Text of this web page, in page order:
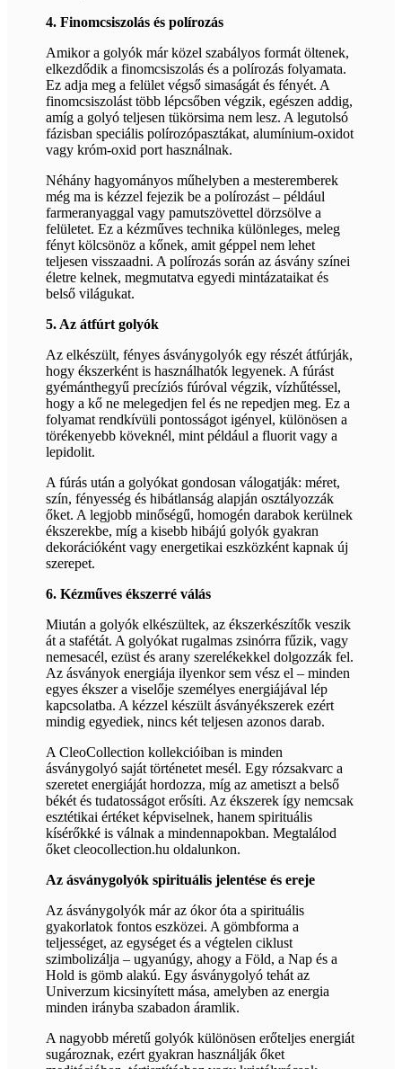
4. Finomcsiszolás és polírozás
Amikor a golyók már közel szabályos formát öltenek,
elkezdődik a finomcsiszolás és a polírozás folyamata.
Ez adja meg a felület végső simaságát és fényét. A
finomcsiszolást több lépcsőben végzik, egészen addig,
amíg a golyó teljesen tükörsima nem lesz. A legutolsó
fázisban speciális polírozópasztákat, alumínium-oxidot
vagy króm-oxid port használnak.
Néhány hagyományos műhelyben a mesteremberek
még ma is kézzel fejezik be a polírozást – például
farmeranyaggal vagy pamutszövettel dörzsölve a
felületet. Ez a kézműves technika különleges, meleg
fényt kölcsönöz a kőnek, amit géppel nem lehet
teljesen visszaadni. A polírozás során az ásvány színei
életre kelnek, megmutatva egyedi mintázataikat és
belső világukat.
5. Az átfúrt golyók
Az elkészült, fényes ásványgolyók egy részét átfúrják,
hogy ékszerként is használhatók legyenek. A fúrást
gyémánthegyű precíziós fúróval végzik, vízhűtéssel,
hogy a kő ne melegedjen fel és ne repedjen meg. Ez a
folyamat rendkívüli pontosságot igényel, különösen a
törékenyebb köveknél, mint például a fluorit vagy a
lepidolit.
A fúrás után a golyókat gondosan válogatják: méret,
szín, fényesség és hibátlanság alapján osztályozzák
őket. A legjobb minőségű, homogén darabok kerülnek
ékszerekbe, míg a kisebb hibájú golyók gyakran
dekorációként vagy energetikai eszközként kapnak új
szerepet.
6. Kézműves ékszerré válás
Miután a golyók elkészültek, az ékszerkészítők veszik
át a stafétát. A golyókat rugalmas zsinórra fűzik, vagy
nemesacél, ezüst és arany szerelékekkel dolgozzák fel.
Az ásványok energiája ilyenkor sem vész el – minden
egyes ékszer a viselője személyes energiájával lép
kapcsolatba. A kézzel készült ásványékszerek ezért
mindig egyediek, nincs két teljesen azonos darab.
A CleoCollection kollekcióiban is minden
ásványgolyó saját történetet mesél. Egy rózsakvarc a
szeretet energiáját hordozza, míg az ametiszt a belső
békét és tudatosságot erősíti. Az ékszerek így nemcsak
esztétikai értéket képviselnek, hanem spirituális
kísérőkké is válnak a mindennapokban. Megtalálod
őket cleocollection.hu oldalunkon.
Az ásványgolyók spirituális jelentése és ereje
Az ásványgolyók már az ókor óta a spirituális
gyakorlatok fontos eszközei. A gömbforma a
teljességet, az egységet és a végtelen ciklust
szimbolizálja – ugyanúgy, ahogy a Föld, a Nap és a
Hold is gömb alakú. Egy ásványgolyó tehát az
Univerzum kicsinyített mása, amelyben az energia
minden irányba szabadon áramlik.
A nagyobb méretű golyók különösen erőteljes energiát
sugároznak, ezért gyakran használják őket